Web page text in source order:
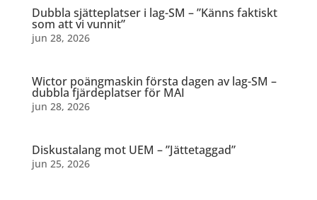
Dubbla sjätteplatser i lag-SM – ”Känns faktiskt
som att vi vunnit”
jun 28, 2026
Wictor poängmaskin första dagen av lag-SM –
dubbla fjärdeplatser för MAI
jun 28, 2026
Diskustalang mot UEM – ”Jättetaggad”
jun 25, 2026